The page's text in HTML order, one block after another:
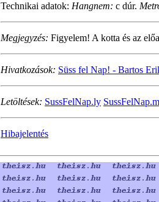
Technikai adatok: Hangnem: c dúr.
Megjegyzés: Figyelem! A kotta és az
Hivatkozások: Süss fel Nap! - Bartos
Letöltések: SussFelNap.ly
Hibajelentés